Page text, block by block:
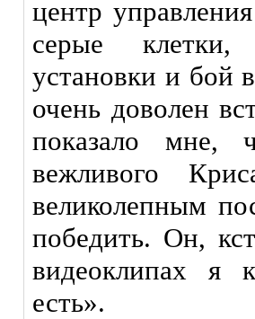
центр
серые клетки,
установки и бой
очень доволен
показало мне,
вежливого
великолепным
победить. Он,
видеоклипах я
есть».